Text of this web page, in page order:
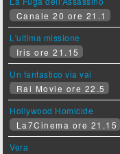
Canale 20 ore 21.1
L'ultima missione
Iris ore 21.15
Un fantastico via vai
Rai Movie ore 22.5
Hollywood Homicide
La7Cinema ore 21.15
Vera